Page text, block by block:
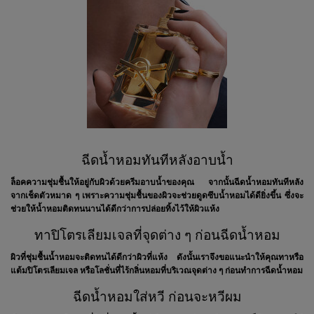
ฉีดน้ำหอมทันทีหลังอาบน้ำ
ล็อคความชุ่มชื้นให้อยู่กับผิวด้วยครีมอาบน้ำของคุณ จากนั้นฉีดน้ำหอมทันทีหลัง
จากเช็ดตัวหมาด ๆ เพราะความชุ่มชื้นของผิวจะช่วยดูดซึบน้ำหอมได้ดียิ่งขึ้น ซึ่งจะ
ช่วยให้น้ำหอมติดทนนานได้ดีกว่าการปล่อยทิ้งไว้ให้ผิวแห้ง
ทาปิโตรเลียมเจลที่จุดต่าง ๆ ก่อนฉีดน้ำหอม
ผิวที่ชุ่มชื้นน้ำหอมจะติดทนได้ดีกว่าผิวที่แห้ง ดังนั้นเราจึงขอแนะนำให้คุณทาหรือ
แต้มปิโตรเลียมเจล หรือโลชั่นที่ไร้กลิ่นหอมที่บริเวณจุดต่าง ๆ ก่อนทำการฉีดน้ำหอม
ฉีดน้ำหอมใส่หวี ก่อนจะหวีผม